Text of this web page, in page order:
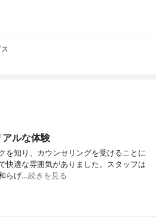
ルな体験
を知り、カウンセリングを受けることに
快適な雰囲気がありました。スタッフは
らげ…続きを見る